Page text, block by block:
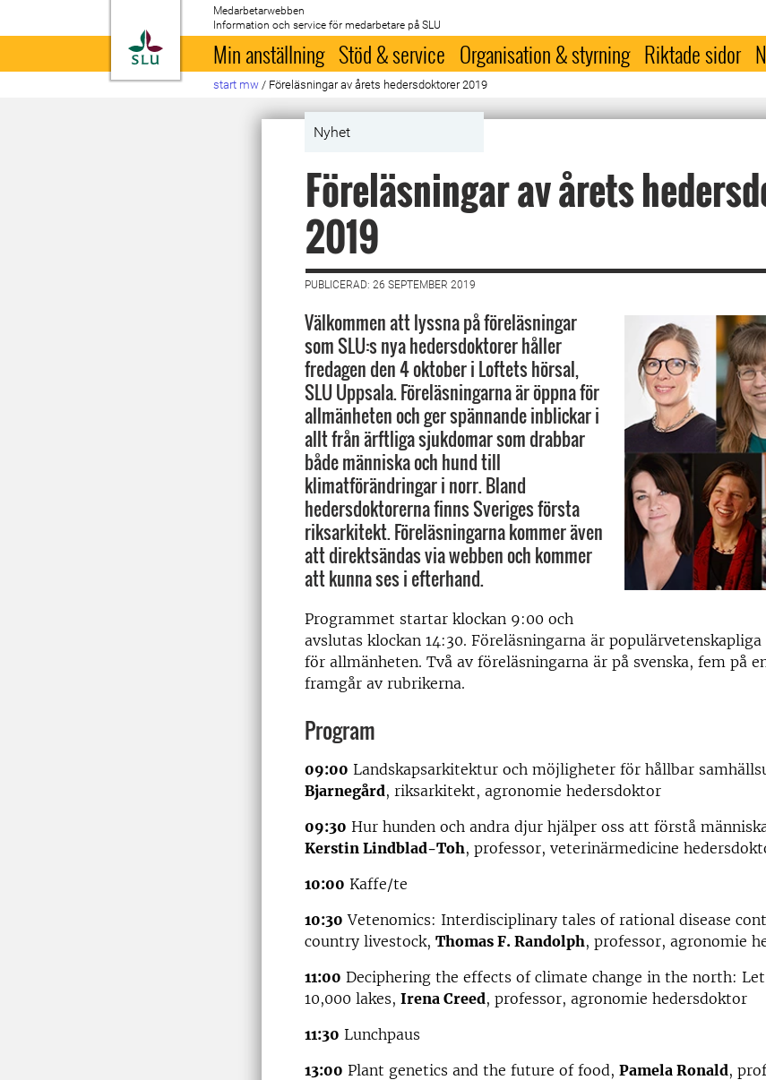
Till startsida
Medarbetarwebben
Information och service för medarbetare på SLU
Min anställning Stöd & service Organisation & styrning Riktade sidor
start mw / Föreläsningar av årets hedersdoktorer 2019
Nyhet
Föreläsningar av årets
2019
PUBLICERAD: 26 SEPTEMBER 2019
Välkommen att lyssna på föreläsningar
som SLU:s nya hedersdoktorer håller
fredagen den 4 oktober i Loftets hörsal,
SLU Uppsala. Föreläsningarna är öppna för
allmänheten och ger spännande inblickar i
allt från ärftliga sjukdomar som drabbar
både människa och hund till
klimatförändringar i norr. Bland
hedersdoktorerna finns Sveriges första
riksarkitekt. Föreläsningarna kommer även
att direktsändas via webben och kommer
att kunna ses i efterhand.
Programmet startar klockan 9:00 och
avslutas klockan 14:30. Föreläsningarna är
för allmänheten. Två av föreläsningarna är på svenska, fem på
framgår av rubrikerna.
Program
09:00 Landskapsarkitektur och möjligheter för hållbar
Bjarnegård, riksarkitekt, agronomie hedersdoktor
09:30 Hur hunden och andra djur hjälper oss att förstå
Kerstin Lindblad-Toh, professor, veterinärmedicine
10:00 Kaffe/te
10:30 Vetenomics: Interdisciplinary tales of rational disease
country livestock, Thomas F. Randolph, professor, agronomie
11:00 Deciphering the effects of climate change in the north:
10,000 lakes, Irena Creed, professor, agronomie hedersdoktor
11:30 Lunchpaus
13:00 Plant genetics and the future of food, Pamela Ronald,